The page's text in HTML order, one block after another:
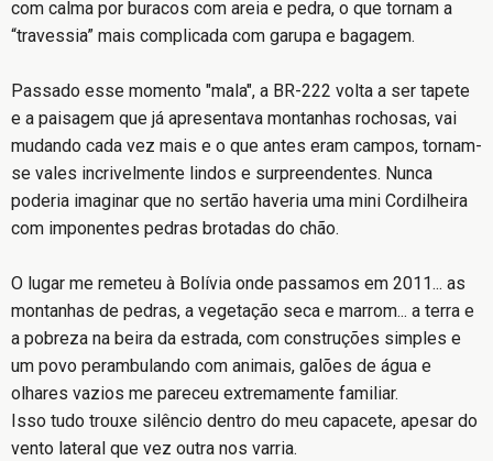
com calma por buracos com areia e pedra, o que tornam a
“travessia” mais complicada com garupa e bagagem.
Passado esse momento "mala", a BR-222 volta a ser tapete
e a paisagem que já apresentava montanhas rochosas, vai
mudando cada vez mais e o que antes eram campos, tornam-
se vales incrivelmente lindos e surpreendentes. Nunca
poderia imaginar que no sertão haveria uma mini Cordilheira
com imponentes pedras brotadas do chão.
O lugar me remeteu à Bolívia onde passamos em 2011... as
montanhas de pedras, a vegetação seca e marrom... a terra e
a pobreza na beira da estrada, com construções simples e
um povo perambulando com animais, galões de água e
olhares vazios me pareceu extremamente familiar.
Isso tudo trouxe silêncio dentro do meu capacete, apesar do
vento lateral que vez outra nos varria.